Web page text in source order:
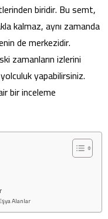
biridir. Bu semt,
kalmaz, aynı zamanda
de merkezidir.
zamanların izlerini
yapabilirsiniz.
bir inceleme
Alanlar